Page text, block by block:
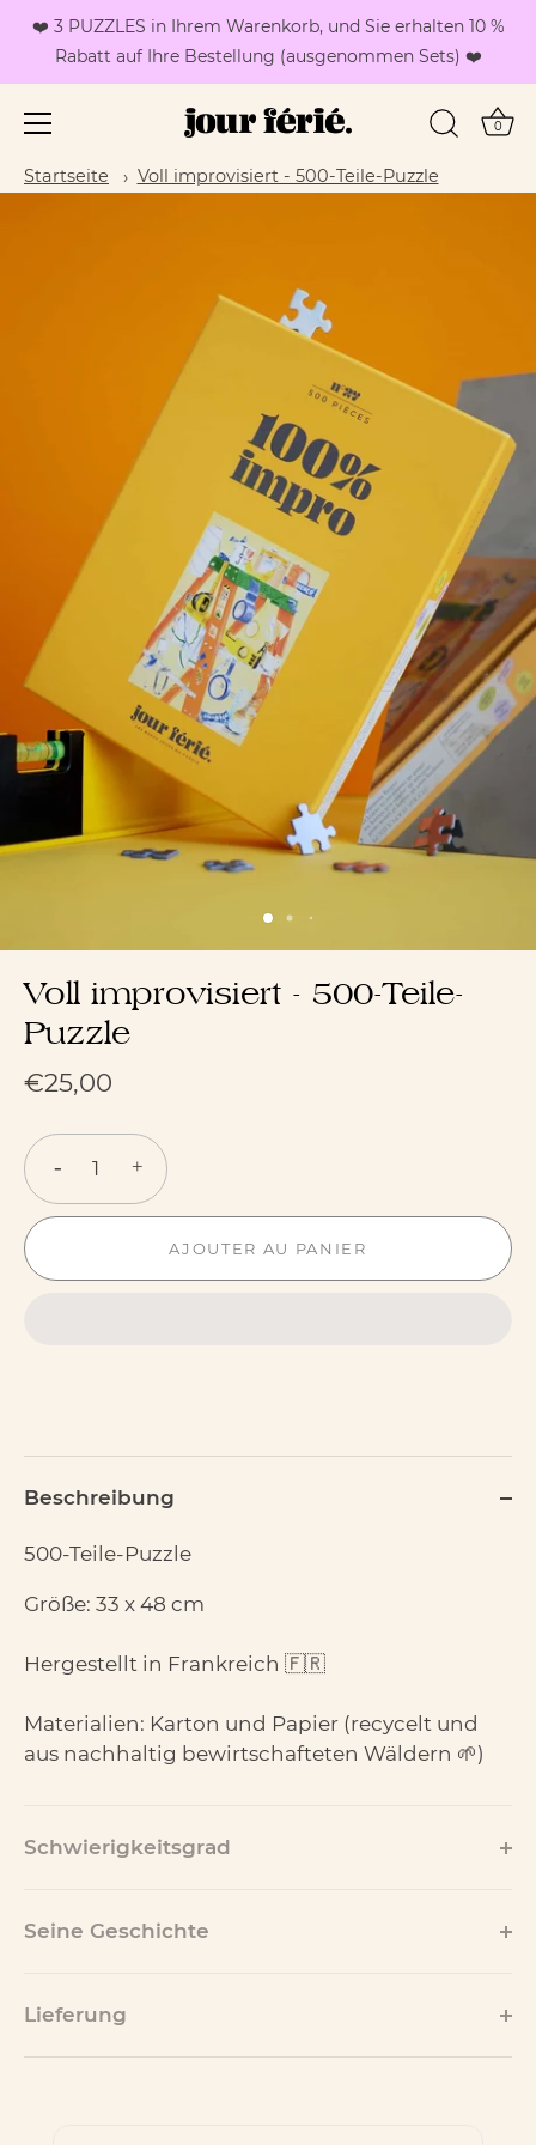
Zum
❤️ 3 PUZZLES in Ihrem Warenkorb, und Sie erhalten 10 %
Rabatt auf Ihre Bestellung (ausgenommen Sets) ❤️
0
Startseite Voll improvisiert - 500-Teile-Puzzle
Voll improvisiert - 500-Teile-
Puzzle
€25,00
- +
AJOUTER AU PANIER
Beschreibung
500-Teile-Puzzle
Größe: 33 x 48 cm
Hergestellt in Frankreich 🇫🇷
Materialien: Karton und Papier (recycelt und
aus nachhaltig bewirtschafteten Wäldern 🌱)
Schwierigkeitsgrad
Seine Geschichte
Lieferung